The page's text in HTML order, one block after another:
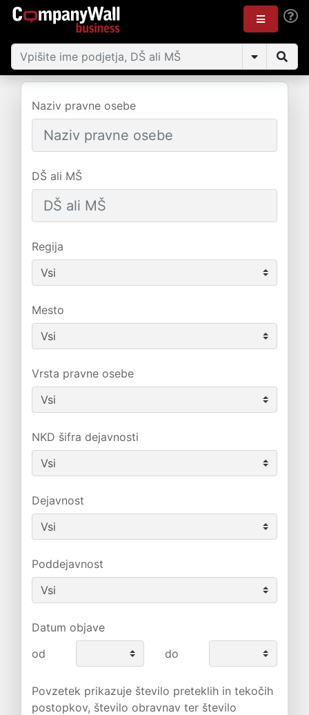
Naziv pravne osebe
DŠ ali MŠ
Regija
Mesto
Vrsta pravne osebe
NKD šifra dejavnosti
Dejavnost
Poddejavnost
Datum objave
od
do
Povzetek prikazuje število preteklih in tekočih
postopkov, število obravnav ter število